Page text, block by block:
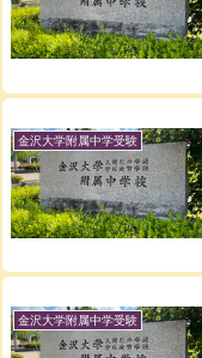
金沢大学附属中学受験
金沢大学附属中学受験